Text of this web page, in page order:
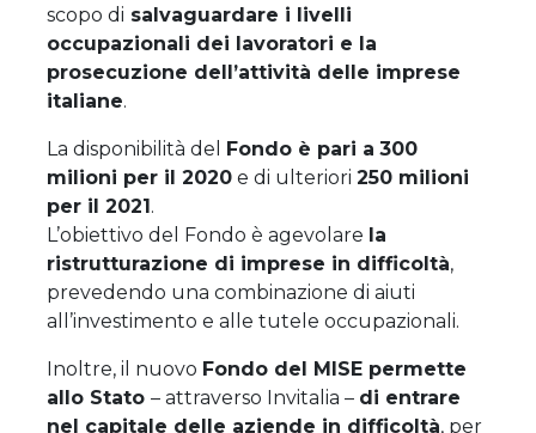
scopo di salvaguardare i livelli
occupazionali dei lavoratori e la
prosecuzione dell’attività delle imprese
italiane.
La disponibilità del Fondo è pari a 300
milioni per il 2020 e di ulteriori 250 milioni
per il 2021 .
L’obiettivo del Fondo è agevolare la
ristrutturazione di imprese in difficoltà,
prevedendo una combinazione di aiuti
all’investimento e alle tutele occupazionali.
Inoltre, il nuovo Fondo del MISE permette
allo Stato – attraverso Invitalia – di entrare
nel capitale delle aziende in difficoltà, per